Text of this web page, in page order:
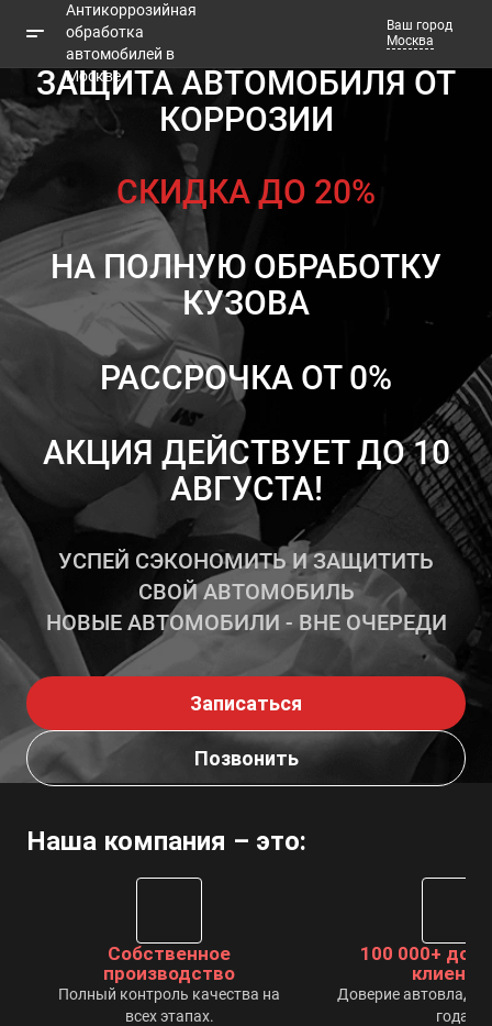
Ваш город
Москва
ЗАЩИТА АВТОМОБИЛЯ ОТ
КОРРОЗИИ
СКИДКА ДО 20%
НА ПОЛНУЮ ОБРАБОТКУ
КУЗОВА
РАССРОЧКА ОТ 0%
АКЦИЯ ДЕЙСТВУЕТ ДО 10
АВГУСТА!
УСПЕЙ СЭКОНОМИТЬ И ЗАЩИТИТЬ
СВОЙ АВТОМОБИЛЬ
НОВЫЕ АВТОМОБИЛИ - ВНЕ ОЧЕРЕДИ
Записаться
Позвонить
Наша компания – это:
Собственное
производство
Полный контроль качества на
всех этапах.
100 000+
Доверие
года.
Телефоны
Заказать звонок